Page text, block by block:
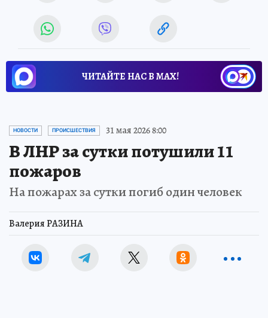
ЧИТАЙТЕ НАС В МАХ!
НОВОСТИ ПРОИСШЕСТВИЯ 31 мая 2026 8:00
В ЛНР за сутки потушили 11
пожаров
На пожарах за сутки погиб один человек
Валерия РАЗИНА